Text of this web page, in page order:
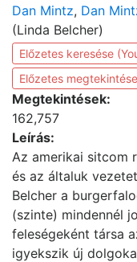
Dan Mintz, Dan
(Linda Belcher)
Előzetes keresése
Előzetes
Megtekintések:
162,757
Leírás:
Az amerikai sitcom
és az általuk
Belcher a
(szinte) mindennél
feleségeként társa
igyekszik új